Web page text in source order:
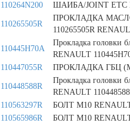
110264N200
ШАИБА/JOINT ETC
110265505R
ПРОКЛАДКА
110265505R
110445H70A
Прокладка головки
RENAULT
110447055R
ПРОКЛАДКА ГБЦ
110448588R
Прокладка головки
RENAULT
110563297R
БОЛТ М10 RENAULT
110565986R
БОЛТ М10 RENAULT